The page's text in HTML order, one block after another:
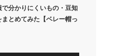
で分かりにくいもの・豆知
まとめてみた【ベレー帽っ